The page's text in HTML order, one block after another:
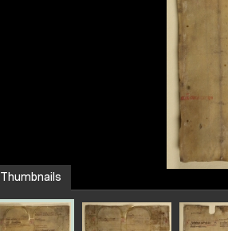
Thumbnails